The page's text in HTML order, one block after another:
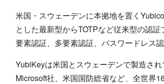
米国・スウェーデンに本拠地を置く
とした最新型からTOTPなど従来型の認
要素認証、多要素認証、パスワードレス認
YubiKeyは米国とスウェーデンで製造さ
Microsoft社、米国国防総省など、全世界